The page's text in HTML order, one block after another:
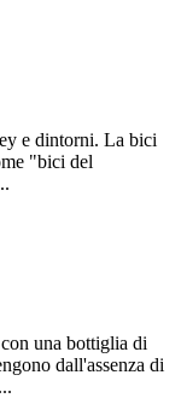
e dintorni. La bici
"bici del
una bottiglia di
dall'assenza di